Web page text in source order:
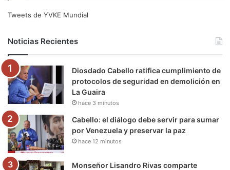
e
o
k
t
e
r
b
e
g
r
m
r
a
k
Tweets de YVKE Mundial
Noticias Recientes
Diosdado Cabello ratifica cumplimiento de
protocolos de seguridad en demolición en
La Guaira
hace 3 minutos
Cabello: el diálogo debe servir para sumar
por Venezuela y preservar la paz
hace 12 minutos
Monseñor Lisandro Rivas comparte